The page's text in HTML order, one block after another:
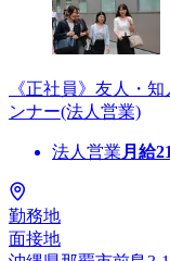
《正社員》友人・
ンナー(法人営業)
法人営業 月給
勤務地
面接地